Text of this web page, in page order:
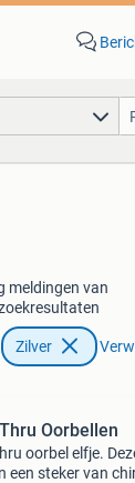
meldingen van
Zilver
Oorbellen
oorbel elfje.
een steker van